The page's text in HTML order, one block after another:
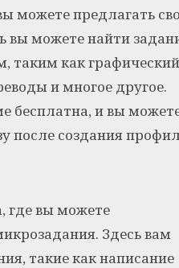
можете предлагать
вы можете найти
таким как графический
и многое другое.
бесплатна, и вы
после создания
где вы можете
Здесь вам
такие как написание